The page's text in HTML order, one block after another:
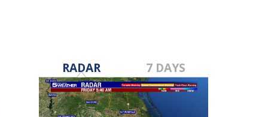
RADAR 7 DAYS